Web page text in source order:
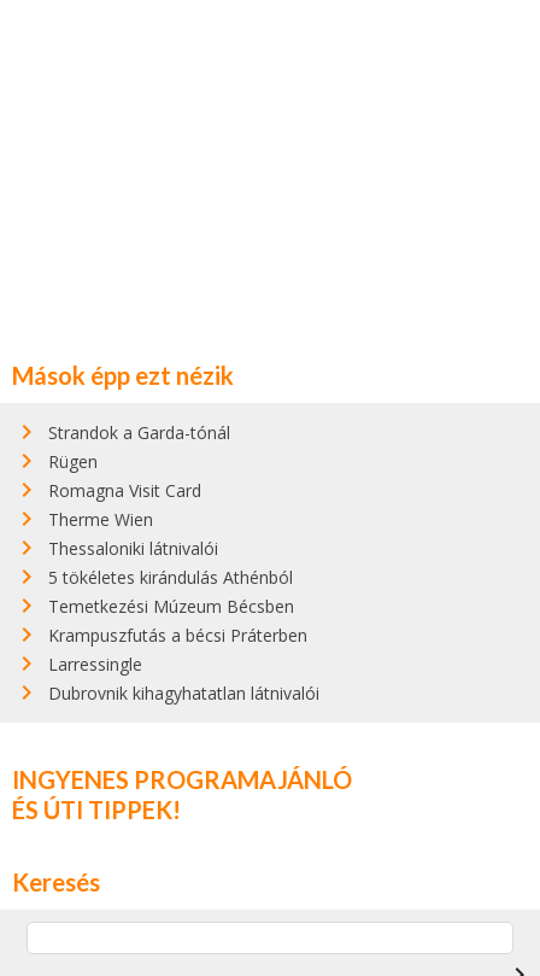
Mások épp ezt nézik
Strandok a Garda-tónál
Rügen
Romagna Visit Card
Therme Wien
Thessaloniki látnivalói
5 tökéletes kirándulás Athénból
Temetkezési Múzeum Bécsben
Krampuszfutás a bécsi Práterben
Larressingle
Dubrovnik kihagyhatatlan látnivalói
INGYENES PROGRAMAJÁNLÓ
ÉS ÚTI TIPPEK!
Keresés